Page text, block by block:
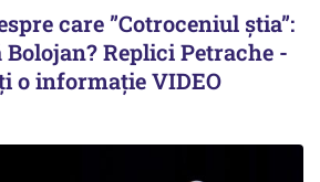
care ”Cotroceniul știa”:
Bolojan? Replici Petrache -
o informație VIDEO